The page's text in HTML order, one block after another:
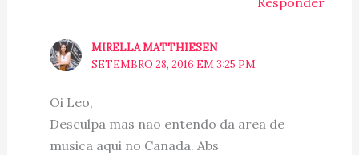
MIRELLA MATTHIESEN
SETEMBRO 28, 2016 EM 3:25 PM
Oi Leo,
Desculpa mas nao entendo da area de
musica aqui no Canada. Abs